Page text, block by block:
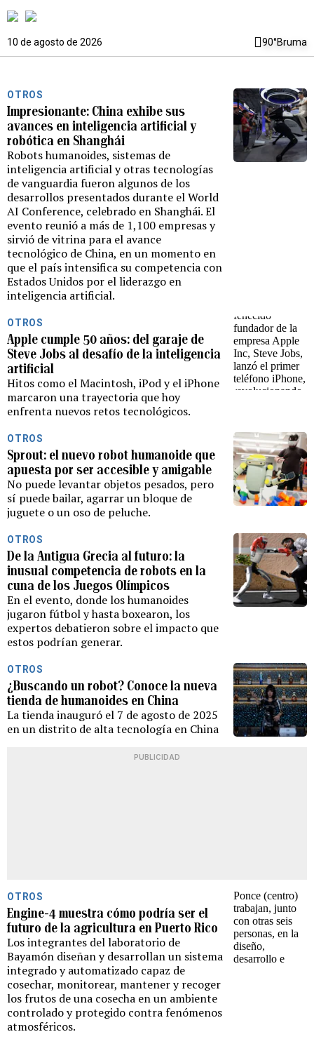
10 de agosto de 2026 90°Bruma
OTROS
Impresionante: China exhibe sus
avances en inteligencia artificial y
robótica en Shanghái
Robots humanoides, sistemas de
inteligencia artificial y otras tecnologías
de vanguardia fueron algunos de los
desarrollos presentados durante el World
AI Conference, celebrado en Shanghái. El
evento reunió a más de 1,100 empresas y
sirvió de vitrina para el avance
tecnológico de China, en un momento en
que el país intensifica su competencia con
Estados Unidos por el liderazgo en
inteligencia artificial.
OTROS
Apple cumple 50 años: del garaje de
Steve Jobs al desafío de la inteligencia
artificial
Hitos como el Macintosh, iPod y el iPhone
marcaron una trayectoria que hoy
enfrenta nuevos retos tecnológicos.
OTROS
Sprout: el nuevo robot humanoide que
apuesta por ser accesible y amigable
No puede levantar objetos pesados, pero
sí puede bailar, agarrar un bloque de
juguete o un oso de peluche.
OTROS
De la Antigua Grecia al futuro: la
inusual competencia de robots en la
cuna de los Juegos Olímpicos
En el evento, donde los humanoides
jugaron fútbol y hasta boxearon, los
expertos debatieron sobre el impacto que
estos podrían generar.
OTROS
¿Buscando un robot? Conoce la nueva
tienda de humanoides en China
La tienda inauguró el 7 de agosto de 2025
en un distrito de alta tecnología en China
PUBLICIDAD
OTROS
Engine-4 muestra cómo podría ser el
futuro de la agricultura en Puerto Rico
Los integrantes del laboratorio de
Bayamón diseñan y desarrollan un sistema
integrado y automatizado capaz de
cosechar, monitorear, mantener y recoger
los frutos de una cosecha en un ambiente
controlado y protegido contra fenómenos
atmosféricos.